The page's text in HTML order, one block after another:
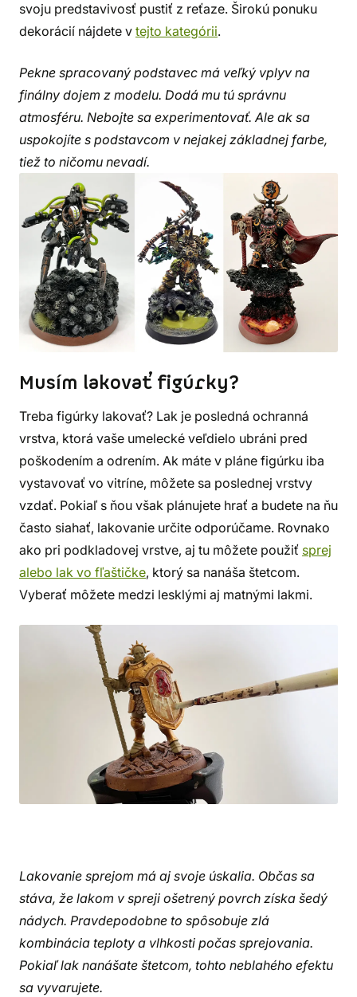
svoju predstavivosť pustiť z reťaze. Širokú ponuku
dekorácií nájdete v tejto kategórii.
Pekne spracovaný podstavec má veľký vplyv na
finálny dojem z modelu. Dodá mu tú správnu
atmosféru. Nebojte sa experimentovať. Ale ak sa
uspokojíte s podstavcom v nejakej základnej farbe,
tiež to ničomu nevadí.
Musím lakovať figúrky?
Treba figúrky lakovať? Lak je posledná ochranná
vrstva, ktorá vaše umelecké veľdielo ubráni pred
poškodením a odrením. Ak máte v pláne figúrku iba
vystavovať vo vitríne, môžete sa poslednej vrstvy
vzdať. Pokiaľ s ňou však plánujete hrať a budete na ňu
často siahať, lakovanie určite odporúčame. Rovnako
ako pri podkladovej vrstve, aj tu môžete použiť sprej
alebo lak vo fľaštičke, ktorý sa nanáša štetcom.
Vyberať môžete medzi lesklými aj matnými lakmi.
Lakovanie sprejom má aj svoje úskalia. Občas sa
stáva, že lakom v spreji ošetrený povrch získa šedý
nádych. Pravdepodobne to spôsobuje zlá
kombinácia teploty a vlhkosti počas sprejovania.
Pokiaľ lak nanášate štetcom, tohto neblahého efektu
sa vyvarujete.